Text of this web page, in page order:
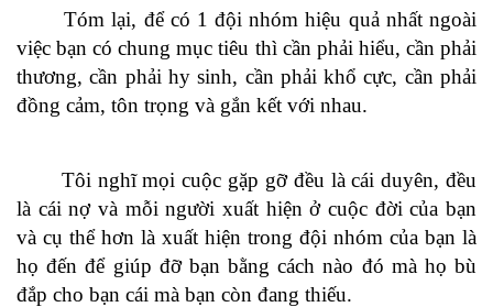
Tóm lại, để có 1 đội nhóm hiệu quả nhất ngoài
việc bạn có chung mục tiêu thì cần phải hiểu, cần phải
thương, cần phải hy sinh, cần phải khổ cực, cần phải
đồng cảm, tôn trọng và gắn kết với nhau.
Tôi nghĩ mọi cuộc gặp gỡ đều là cái duyên, đều
là cái nợ và mỗi người xuất hiện ở cuộc đời của bạn
và cụ thể hơn là xuất hiện trong đội nhóm của bạn là
họ đến để giúp đỡ bạn bằng cách nào đó mà họ bù
đắp cho bạn cái mà bạn còn đang thiếu.